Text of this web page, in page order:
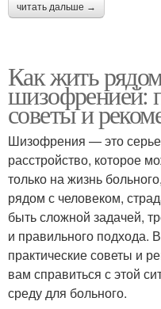
читать дальше →
Как жить
шизофренией:
советы и
Шизофрения — это
расстройство, которое
только на жизнь
рядом с человеком,
быть сложной задачей,
и правильного подхода.
практические советы и
вам справиться с этой
среду для больного.